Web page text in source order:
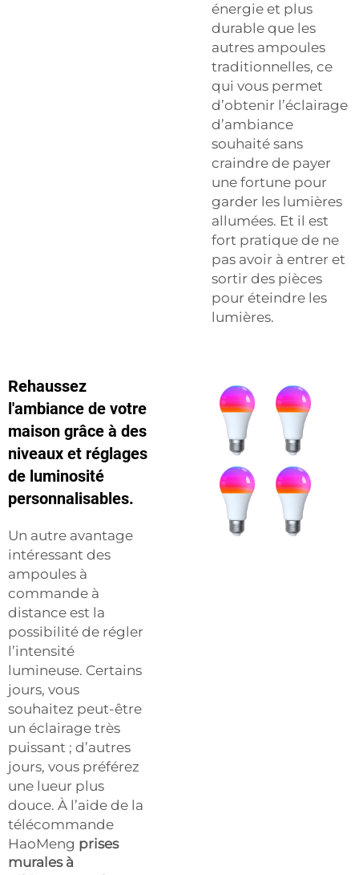
énergie et plus
durable que les
autres ampoules
traditionnelles, ce
qui vous permet
d’obtenir l’éclairage
d’ambiance
souhaité sans
craindre de payer
une fortune pour
garder les lumières
allumées. Et il est
fort pratique de ne
pas avoir à entrer et
sortir des pièces
pour éteindre les
lumières.
Rehaussez
l'ambiance de votre
maison grâce à des
niveaux et réglages
de luminosité
personnalisables.
Un autre avantage
intéressant des
ampoules à
commande à
distance est la
possibilité de régler
l’intensité
lumineuse. Certains
jours, vous
souhaitez peut-être
un éclairage très
puissant ; d’autres
jours, vous préférez
une lueur plus
douce. À l’aide de la
télécommande
HaoMeng prises
murales à